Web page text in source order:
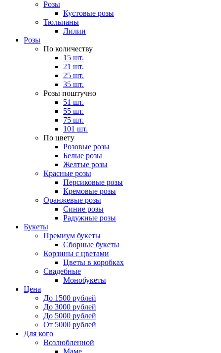
Розы
Кустовые розы
Тюльпаны
Лилии
Розы
По количеству
15 шт.
21 шт.
25 шт.
35 шт.
Розы поштучно
51 шт.
55 шт.
75 шт.
101 шт.
По цвету
Розовые розы
Белые розы
Желтые розы
Красные розы
Персиковые розы
Кремовые розы
Оранжевые розы
Синие розы
Радужные розы
Букеты
Премиум букеты
Сборные букеты
Корзины с цветами
Цветы в коробках
Свадебные
Монобукеты
Цена
До 1500 рублей
До 3000 рублей
До 5000 рублей
От 5000 рублей
Для кого
Возлюбленной
Маме